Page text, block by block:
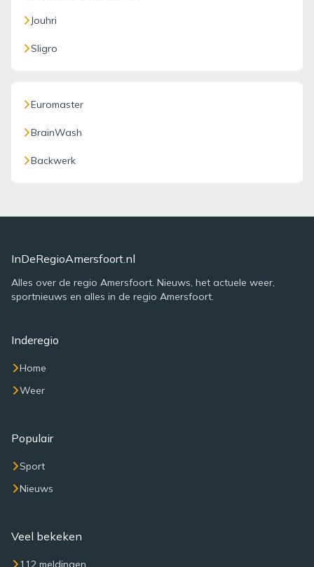
Jouhri
Sligro
Euromaster
BrainWash
Backwerk
InDeRegioAmersfoort.nl
Alles over de regio Amersfoort. Nieuws, het actuele weer,
sportnieuws en alles in de regio Amersfoort.
Inderegio
Home
Weer
Populair
Sport
Nieuws
Veel bekeken
112 meldingen